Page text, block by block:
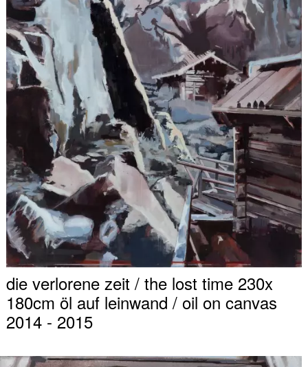
die verlorene zeit / the lost time 230x
180cm öl auf leinwand / oil on canvas
2014 - 2015